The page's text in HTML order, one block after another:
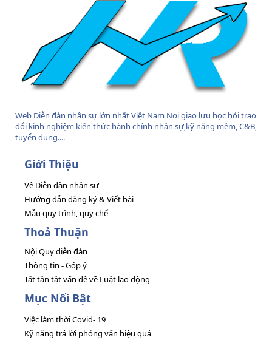
Web Diễn đàn nhân sự lớn nhất Việt Nam Nơi giao lưu học hỏi trao
đổi kinh nghiệm kiến thức hành chính nhân sự,kỹ năng mềm, C&B,
tuyển dụng....
Giới Thiệu
Về Diễn đàn nhân sự
Hướng dẫn đăng ký & Viết bài
Mẫu quy trình, quy chế
Thoả Thuận
Nội Quy diễn đàn
Thông tin - Góp ý
Tất tần tật vấn đề về Luật lao động
Mục Nổi Bật
Việc làm thời Covid- 19
Kỹ năng trả lời phỏng vấn hiệu quả